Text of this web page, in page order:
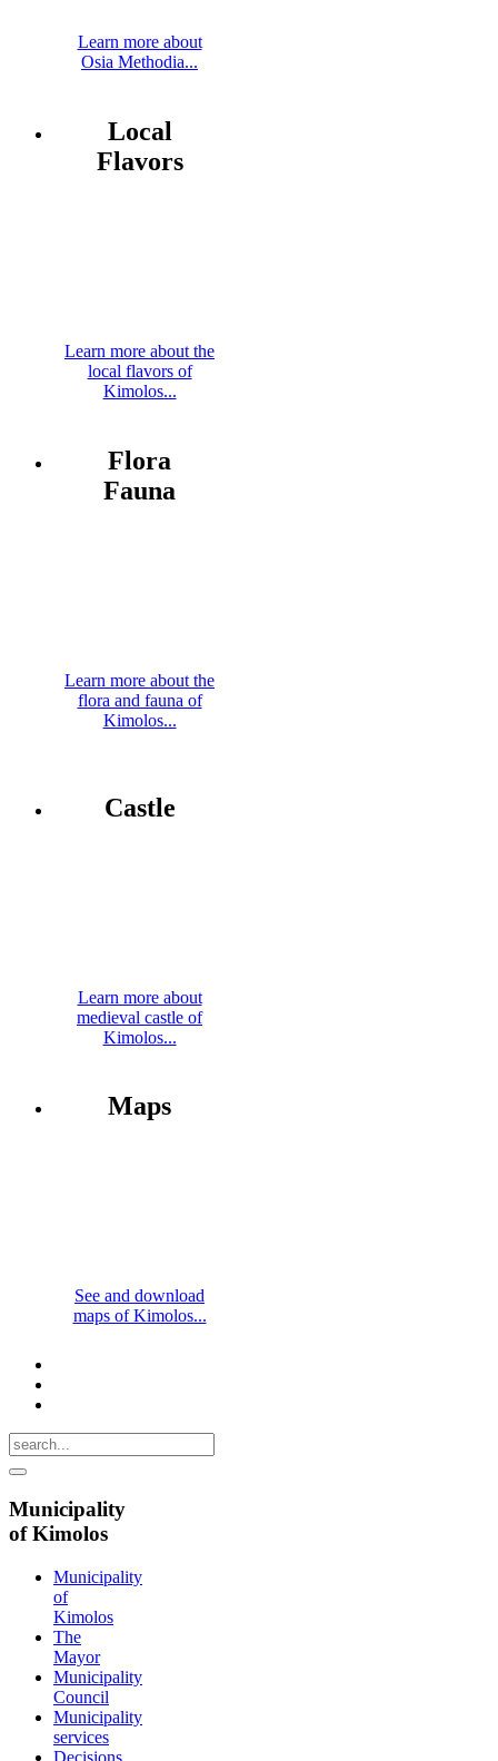
Learn more about
Osia Methodia...
Local
Flavors
Learn more about the
local flavors of
Kimolos...
Flora
Fauna
Learn more about the
flora and fauna of
Kimolos...
Castle
Learn more about
medieval castle of
Kimolos...
Maps
See and download
maps of Kimolos...
Municipality
of Kimolos
Municipality
of
Kimolos
The
Mayor
Municipality
Council
Municipality
services
Decisions